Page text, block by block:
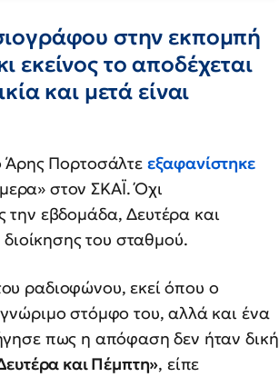
στην εκπομπή
εκείνος το αποδέχεται
και μετά είναι
Άρης Πορτοσάλτε εξαφανίστηκε
στον ΣΚΑΪ. Όχι
την εβδομάδα, Δευτέρα και
του σταθμού.
ραδιοφώνου, εκεί όπου ο
στόμφο του, αλλά και ένα
πως η απόφαση δεν ήταν δική
και Πέμπτη», είπε